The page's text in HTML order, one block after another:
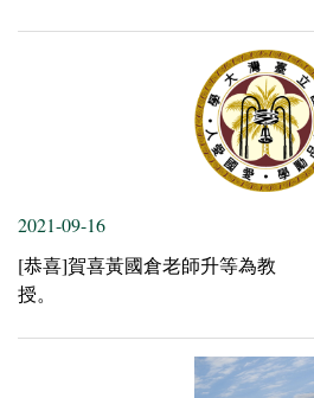
2021-09-16
[恭喜]賀喜黃國倉老師升等為教
授。